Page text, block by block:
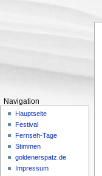
Navigation
Hauptseite
Festival
Fernseh-Tage
Stimmen
goldenerspatz.de
Impressum